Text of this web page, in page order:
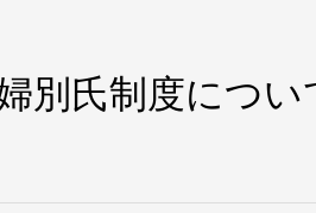
別氏制度につい